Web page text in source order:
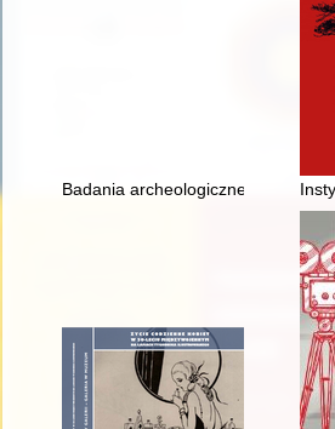
Badania archeologiczne